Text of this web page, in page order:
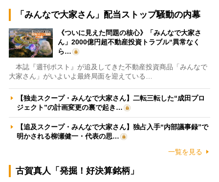
「みんなで大家さん」配当ストップ騒動の内幕
《ついに見えた問題の核心》「みんなで大家さ
ん」2000億円超不動産投資トラブル“異常なく
ら…
本誌『週刊ポスト』が追及してきた不動産投資商品「みんなで
大家さん」がいよいよ最終局面を迎えている…
【独走スクープ・みんなで大家さん】二転三転した“成田プロ
ジェクト”の計画変更の裏で起き…
【追及スクープ・みんなで大家さん】独占入手“内部議事録”で
明かされる柳瀬健一・代表の思…
一覧を見る
古賀真人「発掘！好決算銘柄」